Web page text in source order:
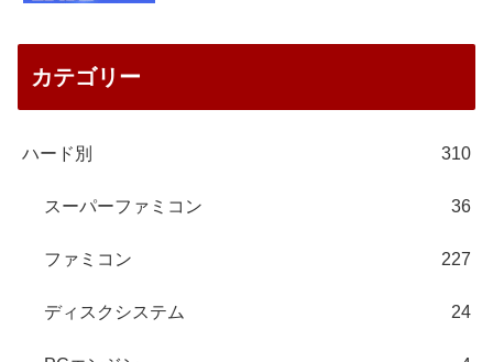
カテゴリー
ハード別 310
スーパーファミコン 36
ファミコン 227
ディスクシステム 24